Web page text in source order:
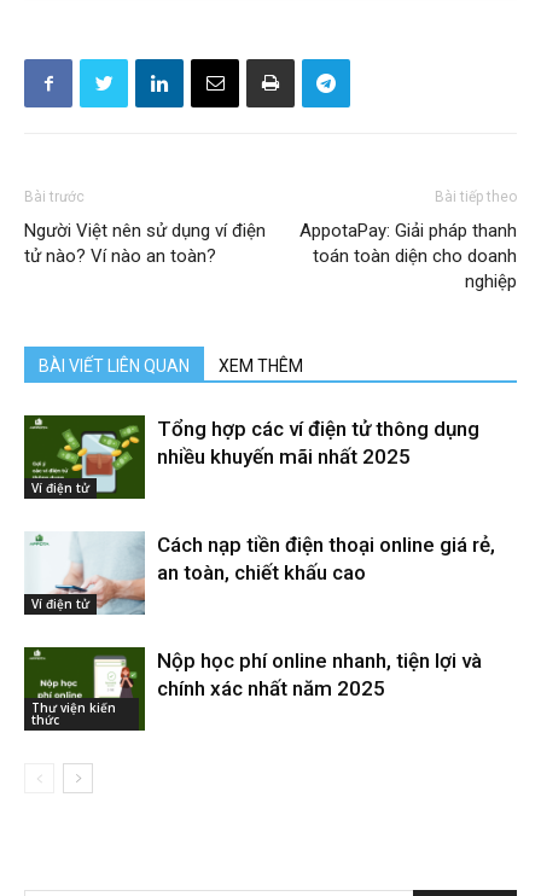
Bài trước
Người Việt nên sử dụng ví điện
tử nào? Ví nào an toàn?
Bài tiếp theo
AppotaPay: Giải pháp thanh
toán toàn diện cho doanh
nghiệp
BÀI VIẾT LIÊN QUAN XEM THÊM
Ví điện tử
Tổng hợp các ví điện tử thông dụng
nhiều khuyến mãi nhất 2025
Ví điện tử
Cách nạp tiền điện thoại online giá rẻ,
an toàn, chiết khấu cao
Thư viện kiến
thức
Nộp học phí online nhanh, tiện lợi và
chính xác nhất năm 2025